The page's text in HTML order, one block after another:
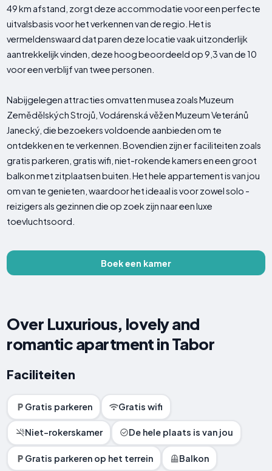
49 km afstand, zorgt deze accommodatie voor een perfecte
uitvalsbasis voor het verkennen van de regio. Het is
vermeldenswaard dat paren deze locatie vaak uitzonderlijk
aantrekkelijk vinden, deze hoog beoordeeld op 9,3 van de 10
voor een verblijf van twee personen.
Nabijgelegen attracties omvatten musea zoals Muzeum
Zemědělských Strojů, Vodárenská věž en Muzeum Veteránů
Janecký, die bezoekers voldoende aanbieden om te
ontdekken en te verkennen. Bovendien zijn er faciliteiten zoals
gratis parkeren, gratis wifi, niet-rokende kamers en een groot
balkon met zitplaatsen buiten. Het hele appartement is van jou
om van te genieten, waardoor het ideaal is voor zowel solo -
reizigers als gezinnen die op zoek zijn naar een luxe
toevluchtsoord.
Boek een kamer
Over Luxurious, lovely and
romantic apartment in Tabor
Faciliteiten
Gratis parkeren Gratis wifi
Niet-rokerskamer De hele plaats is van jou
Gratis parkeren op het terrein Balkon